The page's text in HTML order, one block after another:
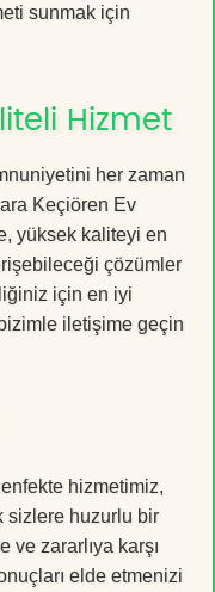
sunmak için
Hizmet
her zaman
Keçiören Ev
yüksek kaliteyi en
çözümler
için en iyi
iletişime geçin
hizmetimiz,
sizlere huzurlu bir
ve zararlıya karşı
elde etmenizi